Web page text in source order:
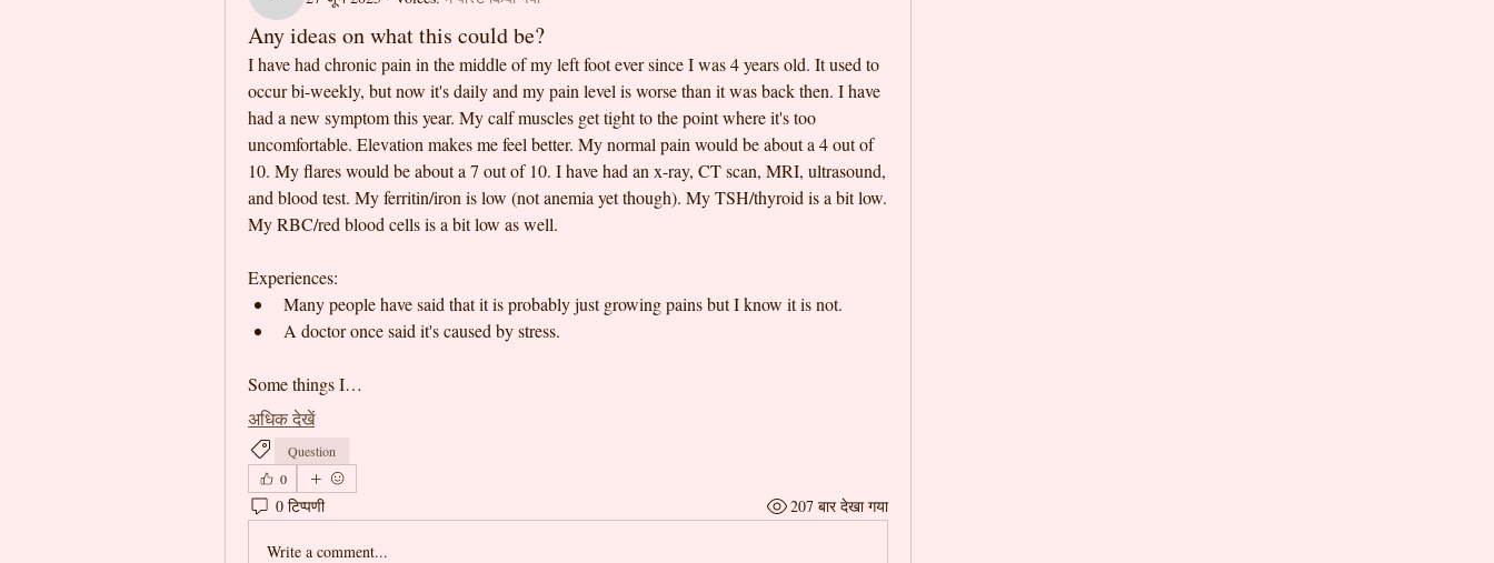
Any ideas on what this could be?
I have had chronic pain in the middle of my left foot ever since I was 4 years old. It used to
occur bi-weekly, but now it's daily and my pain level is worse than it was back then. I have
had a new symptom this year. My calf muscles get tight to the point where it's too
uncomfortable. Elevation makes me feel better. My normal pain would be about a 4 out of
10. My flares would be about a 7 out of 10. I have had an x-ray, CT scan, MRI, ultrasound,
and blood test. My ferritin/iron is low (not anemia yet though). My TSH/thyroid is a bit low.
My RBC/red blood cells is a bit low as well.
Experiences:
Many people have said that it is probably just growing pains but I know it is not.
A doctor once said it's caused by stress.
Some things I…
अधिक देखें
Question
0
0 टिप्पणी 207 बार देखा गया
Write a comment...